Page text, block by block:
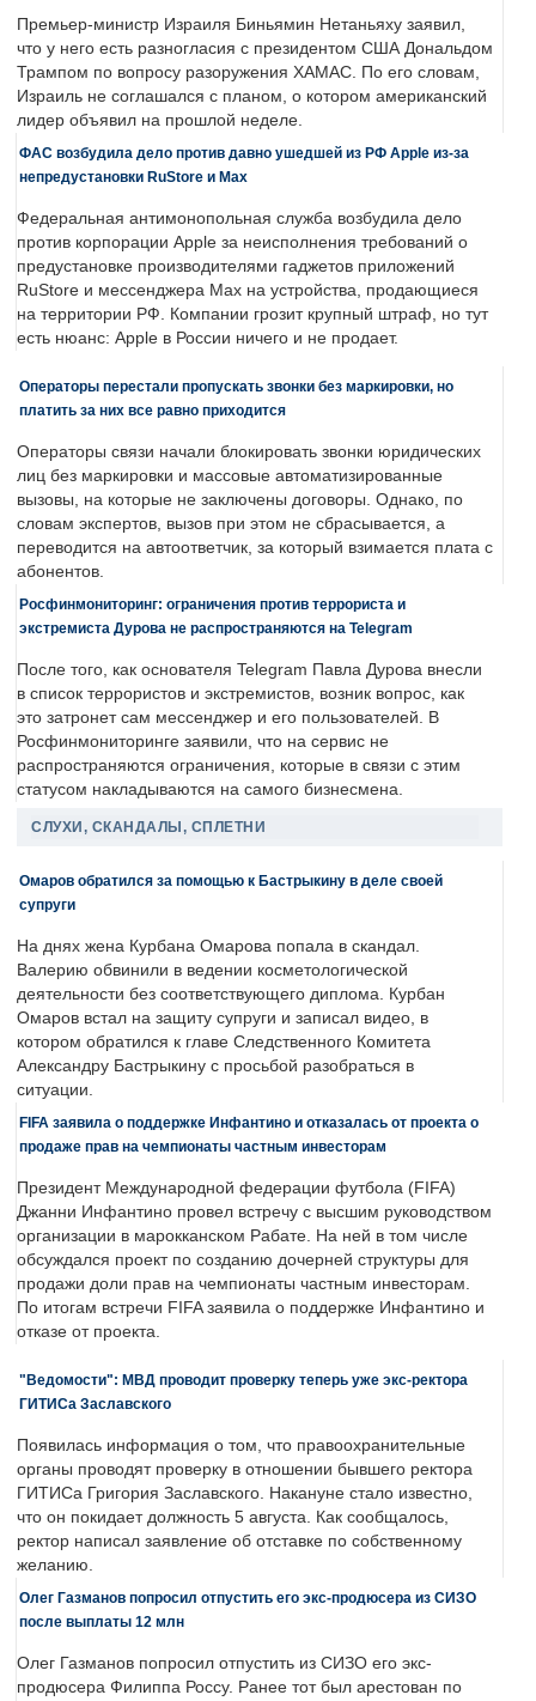
Премьер-министр Израиля Биньямин Нетаньяху заявил,
что у него есть разногласия с президентом США Дональдом
Трампом по вопросу разоружения ХАМАС. По его словам,
Израиль не соглашался с планом, о котором американский
лидер объявил на прошлой неделе.
ФАС возбудила дело против давно ушедшей из РФ Apple из-за
непредустановки RuStore и Max
Федеральная антимонопольная служба возбудила дело
против корпорации Apple за неисполнения требований о
предустановке производителями гаджетов приложений
RuStore и мессенджера Max на устройства, продающиеся
на территории РФ. Компании грозит крупный штраф, но тут
есть нюанс: Apple в России ничего и не продает.
Операторы перестали пропускать звонки без маркировки, но
платить за них все равно приходится
Операторы связи начали блокировать звонки юридических
лиц без маркировки и массовые автоматизированные
вызовы, на которые не заключены договоры. Однако, по
словам экспертов, вызов при этом не сбрасывается, а
переводится на автоответчик, за который взимается плата с
абонентов.
Росфинмониторинг: ограничения против террориста и
экстремиста Дурова не распространяются на Telegram
После того, как основателя Telegram Павла Дурова внесли
в список террористов и экстремистов, возник вопрос, как
это затронет сам мессенджер и его пользователей. В
Росфинмониторинге заявили, что на сервис не
распространяются ограничения, которые в связи с этим
статусом накладываются на самого бизнесмена.
СЛУХИ, СКАНДАЛЫ, СПЛЕТНИ
Омаров обратился за помощью к Бастрыкину в деле своей
супруги
На днях жена Курбана Омарова попала в скандал.
Валерию обвинили в ведении косметологической
деятельности без соответствующего диплома. Курбан
Омаров встал на защиту супруги и записал видео, в
котором обратился к главе Следственного Комитета
Александру Бастрыкину с просьбой разобраться в
ситуации.
FIFA заявила о поддержке Инфантино и отказалась от проекта о
продаже прав на чемпионаты частным инвесторам
Президент Международной федерации футбола (FIFA)
Джанни Инфантино провел встречу с высшим руководством
организации в марокканском Рабате. На ней в том числе
обсуждался проект по созданию дочерней структуры для
продажи доли прав на чемпионаты частным инвесторам.
По итогам встречи FIFA заявила о поддержке Инфантино и
отказе от проекта.
"Ведомости": МВД проводит проверку теперь уже экс-ректора
ГИТИСа Заславского
Появилась информация о том, что правоохранительные
органы проводят проверку в отношении бывшего ректора
ГИТИСа Григория Заславского. Накануне стало известно,
что он покидает должность 5 августа. Как сообщалось,
ректор написал заявление об отставке по собственному
желанию.
Олег Газманов попросил отпустить его экс-продюсера из СИЗО
после выплаты 12 млн
Олег Газманов попросил отпустить из СИЗО его экс-
продюсера Филиппа Россу. Ранее тот был арестован по